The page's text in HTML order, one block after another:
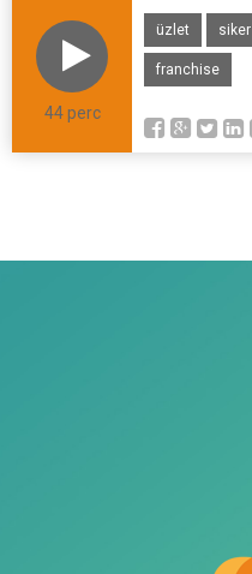
44 perc
üzlet siker
franchise